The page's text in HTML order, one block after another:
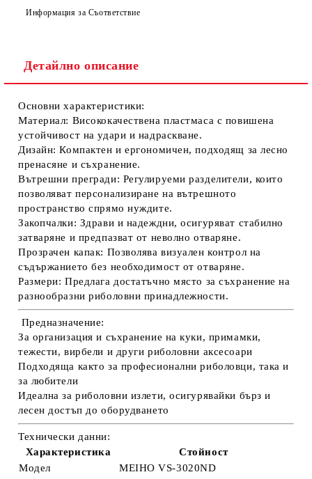
Информация за Съответствие
Детайлно описание
Основни характеристики:
Материал: Висококачествена пластмаса с повишена
устойчивост на удари и надраскване.
Дизайн: Компактен и ергономичен, подходящ за лесно
пренасяне и съхранение.
Вътрешни прегради: Регулируеми разделители, които
позволяват персонализиране на вътрешното
пространство спрямо нуждите.
Закопчалки: Здрави и надеждни, осигуряват стабилно
затваряне и предпазват от неволно отваряне.
Прозрачен капак: Позволява визуален контрол на
съдържанието без необходимост от отваряне.
Размери: Предлага достатъчно място за съхранение на
разнообразни риболовни принадлежности.
Предназначение:
За организация и съхранение на куки, примамки,
тежести, вирбели и други риболовни аксесоари
Подходяща както за професионални риболовци, така и
за любители
Идеална за риболовни излети, осигурявайки бърз и
лесен достъп до оборудването
Технически данни:
Характеристика
Стойност
Модел
MEIHO VS-3020ND